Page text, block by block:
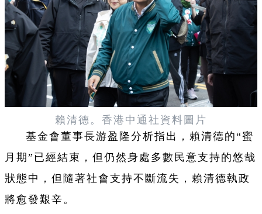
賴清德。香港中通社資料圖片
基金會董事長游盈隆分析指出，賴清德的“蜜
月期”已經結束，但仍然身處多數民意支持的悠哉
狀態中，但隨著社會支持不斷流失，賴清德執政
將愈發艱辛。